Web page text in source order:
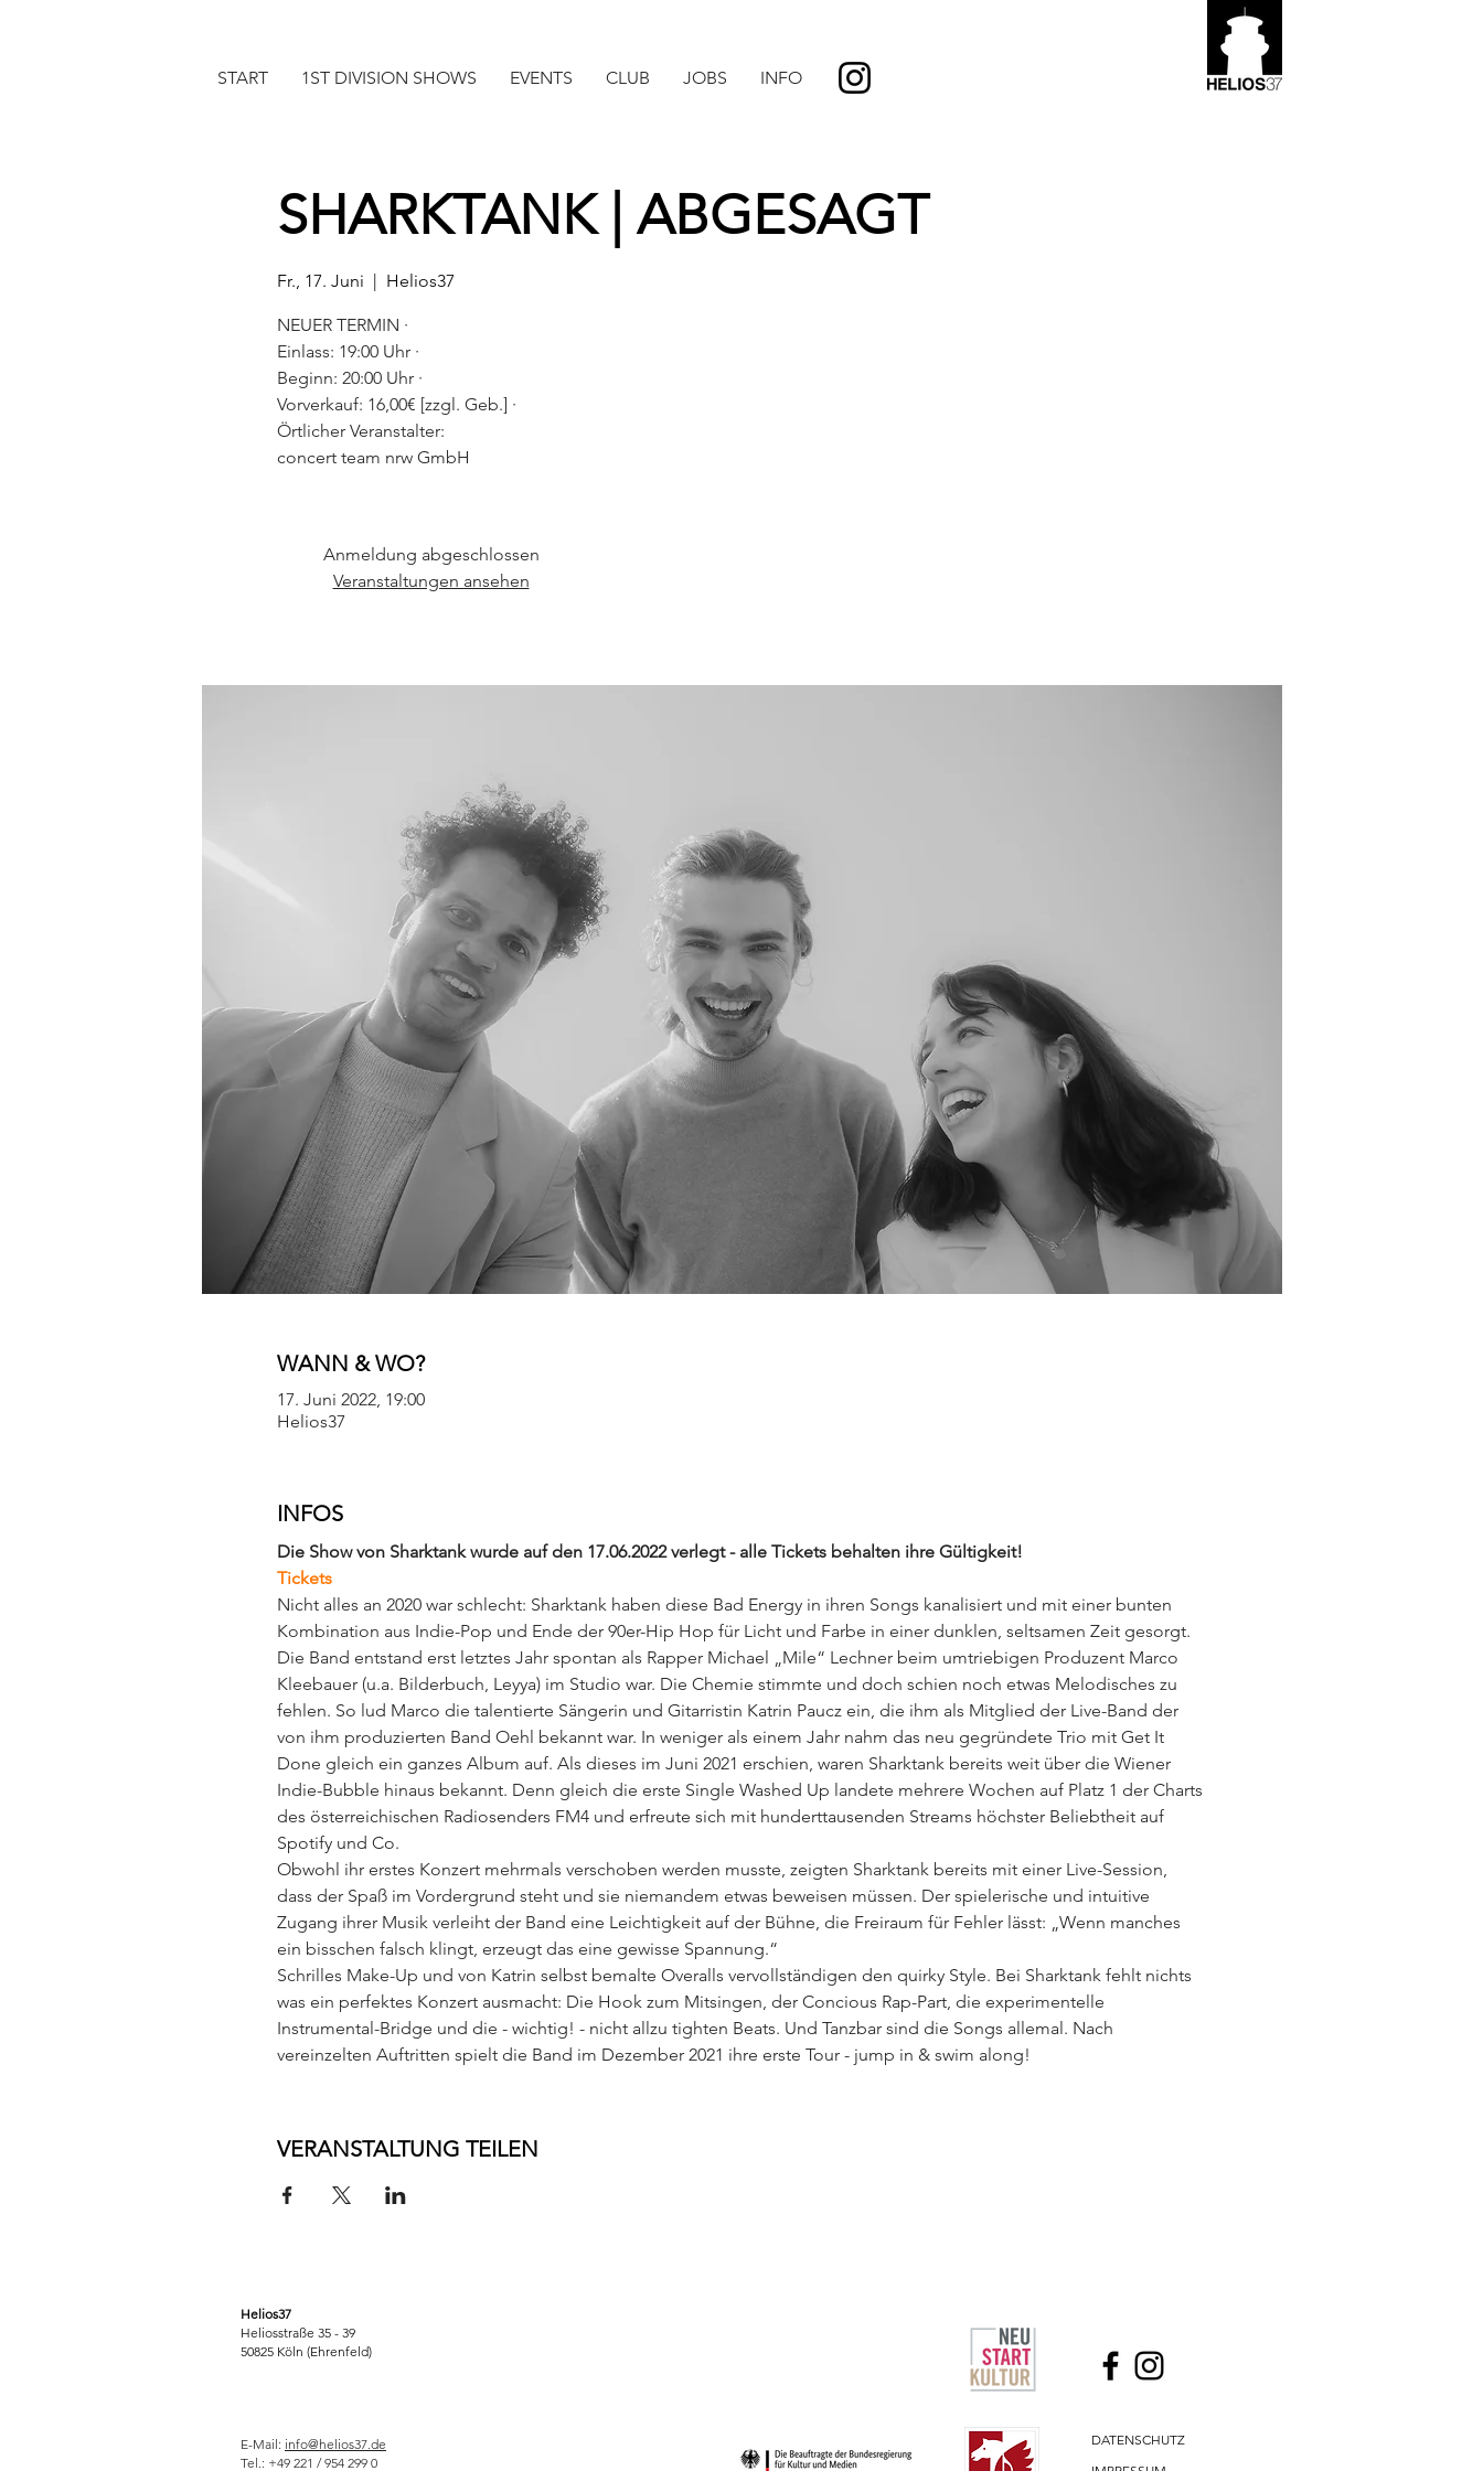
START 1ST DIVISION SHOWS EVENTS CLUB JOBS INFO
SHARKTANK | ABGESAGT
Fr., 17. Juni
  |
Helios37
NEUER TERMIN ·
Einlass: 19:00 Uhr ·
Beginn: 20:00 Uhr ·
Vorverkauf: 16,00€ [zzgl. Geb.] ·
Örtlicher Veranstalter:
concert team nrw GmbH
Anmeldung abgeschlossen
Veranstaltungen ansehen
WANN & WO?
17. Juni 2022, 19:00
Helios37
INFOS
Die Show von Sharktank wurde auf den 17.06.2022 verlegt - alle Tickets behalten ihre Gültigkeit!
Tickets
Nicht alles an 2020 war schlecht: Sharktank haben diese Bad Energy in ihren Songs kanalisiert und mit einer bunten
Kombination aus Indie-Pop und Ende der 90er-Hip Hop für Licht und Farbe in einer dunklen, seltsamen Zeit gesorgt.
Die Band entstand erst letztes Jahr spontan als Rapper Michael „Mile“ Lechner beim umtriebigen Produzent Marco
Kleebauer (u.a. Bilderbuch, Leyya) im Studio war. Die Chemie stimmte und doch schien noch etwas Melodisches zu
fehlen. So lud Marco die talentierte Sängerin und Gitarristin Katrin Paucz ein, die ihm als Mitglied der Live-Band der
von ihm produzierten Band Oehl bekannt war. In weniger als einem Jahr nahm das neu gegründete Trio mit Get It
Done gleich ein ganzes Album auf. Als dieses im Juni 2021 erschien, waren Sharktank bereits weit über die Wiener
Indie-Bubble hinaus bekannt. Denn gleich die erste Single Washed Up landete mehrere Wochen auf Platz 1 der Charts
des österreichischen Radiosenders FM4 und erfreute sich mit hunderttausenden Streams höchster Beliebtheit auf
Spotify und Co.
Obwohl ihr erstes Konzert mehrmals verschoben werden musste, zeigten Sharktank bereits mit einer Live-Session,
dass der Spaß im Vordergrund steht und sie niemandem etwas beweisen müssen. Der spielerische und intuitive
Zugang ihrer Musik verleiht der Band eine Leichtigkeit auf der Bühne, die Freiraum für Fehler lässt: „Wenn manches
ein bisschen falsch klingt, erzeugt das eine gewisse Spannung.“
Schrilles Make-Up und von Katrin selbst bemalte Overalls vervollständigen den quirky Style. Bei Sharktank fehlt nichts
was ein perfektes Konzert ausmacht: Die Hook zum Mitsingen, der Concious Rap-Part, die experimentelle
Instrumental-Bridge und die - wichtig! - nicht allzu tighten Beats. Und Tanzbar sind die Songs allemal. Nach
vereinzelten Auftritten spielt die Band im Dezember 2021 ihre erste Tour - jump in & swim along!
VERANSTALTUNG TEILEN
Helios37
Heliosstraße 35 - 39
50825 Köln (Ehrenfeld)
E-Mail: info@helios37.de
Tel.: +49 221 / 954 299 0
DATENSCHUTZ